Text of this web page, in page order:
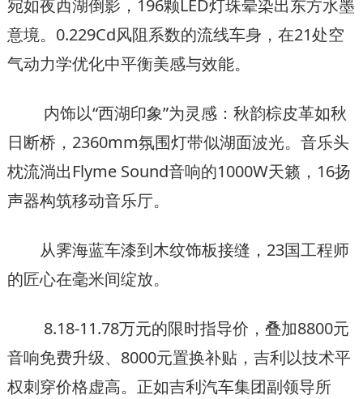
宛如夜西湖倒影，196颗LED灯珠晕染出东方水墨
意境。0.229Cd风阻系数的流线车身，在21处空
气动力学优化中平衡美感与效能。
内饰以“西湖印象”为灵感：秋韵棕皮革如秋
日断桥，2360mm氛围灯带似湖面波光。音乐头
枕流淌出Flyme Sound音响的1000W天籁，16扬
声器构筑移动音乐厅。
从霁海蓝车漆到木纹饰板接缝，23国工程师
的匠心在毫米间绽放。
8.18-11.78万元的限时指导价，叠加8800元
音响免费升级、8000元置换补贴，吉利以技术平
权刺穿价格虚高。正如吉利汽车集团副领导所